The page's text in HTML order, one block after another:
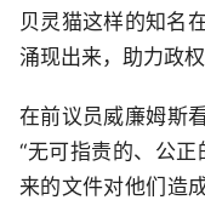
贝灵猫这样的知名
涌现出来，助力政权
在前议员威廉姆斯
“无可指责的、公
来的文件对他们造